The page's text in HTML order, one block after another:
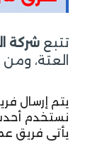
تتبعشركة
العتة،
يتم إرسال
نستخدم أحدث
يأتي فريق